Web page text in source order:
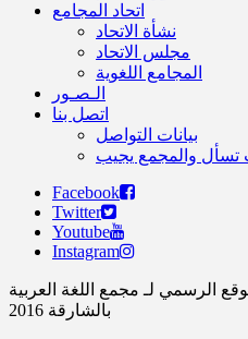
اتحاد المجامع
نشأة الاتحاد
مجلس الاتحاد
المجامع اللغوية
الـصـور
اتصل بنا
بيانات التواصل
تسأل والمجمع يجيب
Facebook
Twitter
Youtube
Instagram
الرسمي لـ مجمع اللغة العربية
بالشارقة 2016